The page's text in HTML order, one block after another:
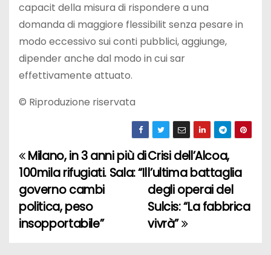
capacit della misura di rispondere a una
domanda di maggiore flessibilit senza pesare in
modo eccessivo sui conti pubblici, aggiunge,
dipender anche dal modo in cui sar
effettivamente attuato.
© Riproduzione riservata
N
a
v
Crisi dell’Alcoa,
l’ultima battaglia
degli operai del
Sulcis: “La fabbrica
vivrà”
Milano, in 3 anni più di
100mila rifugiati. Sala: “Il
governo cambi
politica, peso
insopportabile”